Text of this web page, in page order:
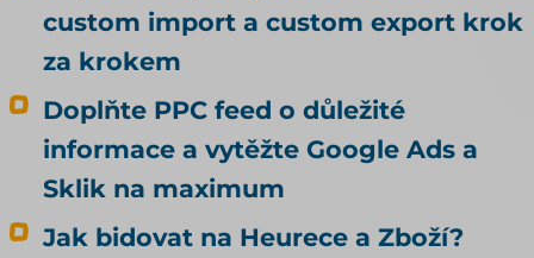
custom import a custom export krok
za krokem
Doplňte PPC feed o důležité
informace a vytěžte Google Ads a
Sklik na maximum
Jak bidovat na Heurece a Zboží?